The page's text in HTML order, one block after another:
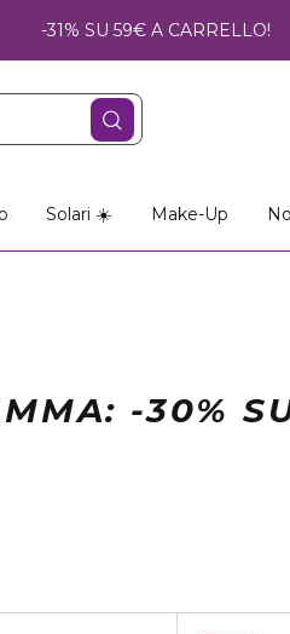
-31% SU 59€ A CARRELLO!
Solari ☀️ Make-Up
-30%